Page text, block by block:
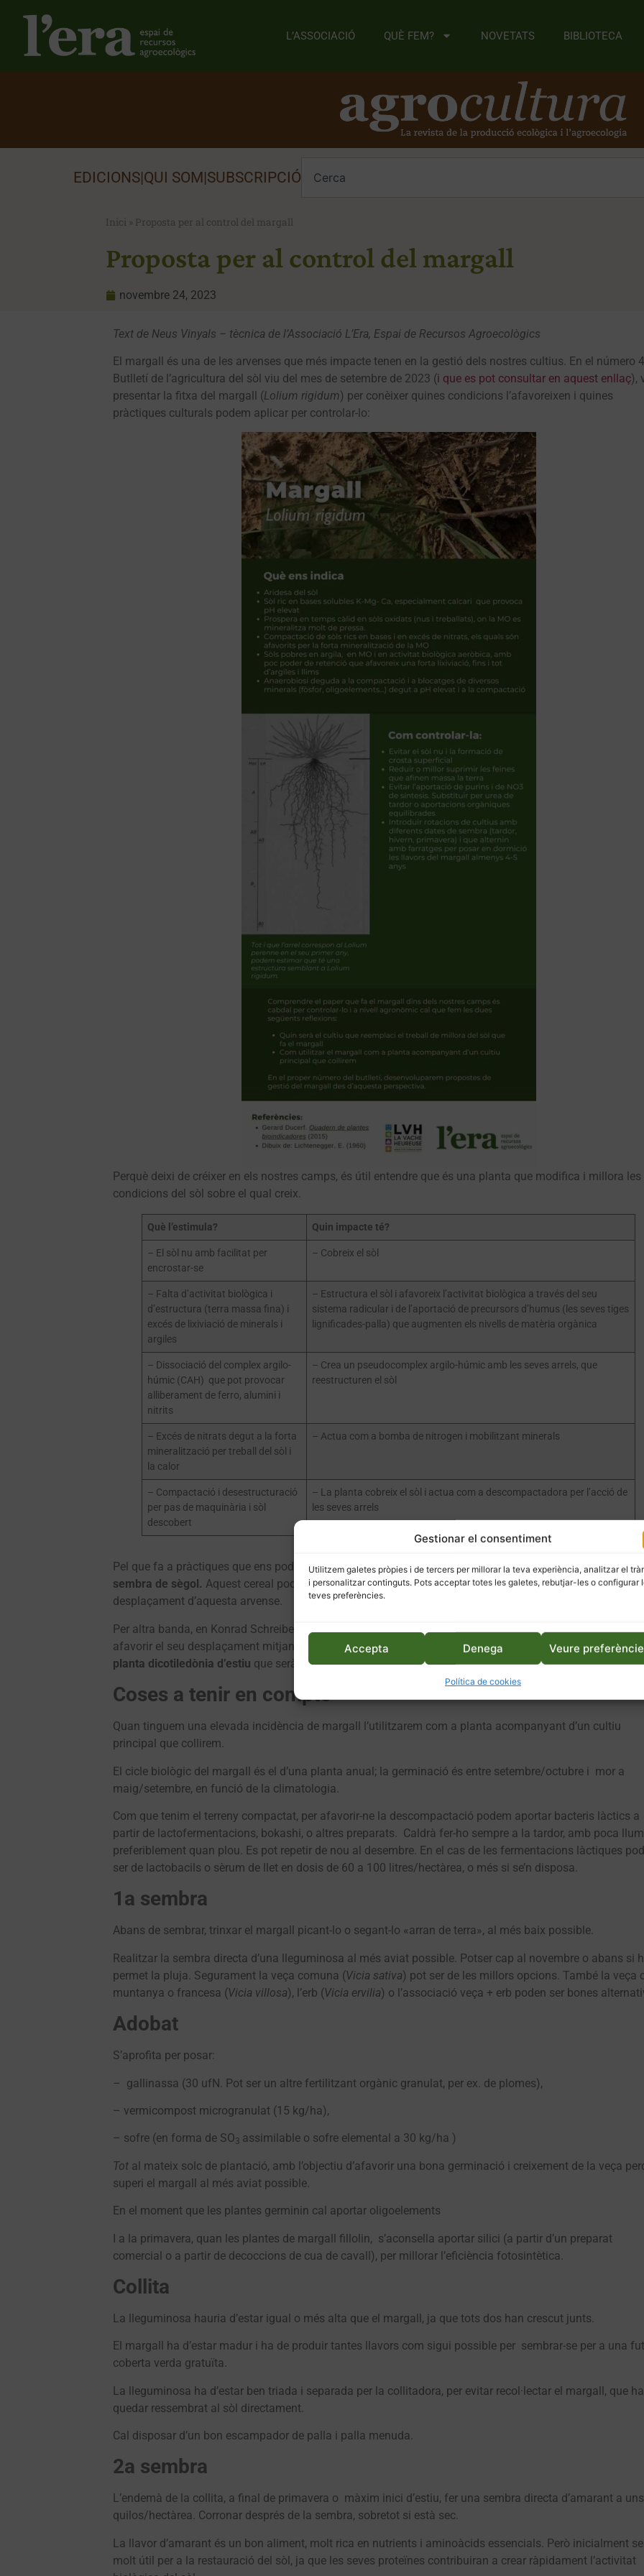
Gestionar el consentiment
Utilitzem galetes pròpies i de tercers per millorar la teva experiència, analitzar el
i personalitzar continguts. Pots acceptar totes les galetes, rebutjar-les o configurar
teves preferències.
Accepta Denega Veure
Política de cookies
L’ASSOCIACIÓ QUÈ FEM? NOVETATS BIBLIOTECA
EDICIONS|QUI SOM|SUBSCRIPCIÓ
Inici » Proposta per al control del margall
Proposta per al control del margall
novembre 24, 2023
Text de Neus Vinyals – tècnica de l’Associació L’Era, Espai de Recursos Agroecològics
El margall és una de les arvenses que més impacte tenen en la gestió dels nostres cultius. En el número
Butlletí de l’agricultura del sòl viu del mes de setembre de 2023 (i que es pot consultar en aquest enllaç),
presentar la fitxa del margall (Lolium rigidum) per conèixer quines condicions l’afavoreixen i quines
pràctiques culturals podem aplicar per controlar-lo:
Perquè deixi de créixer en els nostres camps, és útil entendre que és una planta que modifica i millora les
condicions del sòl sobre el qual creix.
Què l’estimula? Quin impacte té?
– El sòl nu amb facilitat per
encrostar-se
– Cobreix el sòl
– Falta d’activitat biològica i
d’estructura (terra massa fina) i
excés de lixiviació de minerals i
argiles
– Estructura el sòl i afavoreix l’activitat biològica a través del seu
sistema radicular i de l’aportació de precursors d’humus (les seves tiges
lignificades-palla) que augmenten els nivells de matèria orgànica
– Dissociació del complex argilo-
húmic (CAH) que pot provocar
alliberament de ferro, alumini i
nitrits
– Crea un pseudocomplex argilo-húmic amb les seves arrels, que
reestructuren el sòl
– Excés de nitrats degut a la forta
mineralització per treball del sòl i
la calor
– Actua com a bomba de nitrogen i mobilitzant minerals
– Compactació i desestructuració
per pas de maquinària i sòl
descobert
– La planta cobreix el sòl i actua com a descompactadora per l’acció de
les seves arrels
Pel que fa a pràctiques que ens poden ajudar a desfer-nos del margall, podem citar, per una banda,la
sembra de sègol. Aquest cereal podria ser un cultiu que treballés semblant al margall i afavorís el
desplaçament d’aquesta arvense.
Per altra banda, en Konrad Schreiber ens proposa un itinerari tècnic per corregir la presència de margall i
afavorir el seu desplaçament mitjançant dos cultius:una lleguminosa d’hivern i l’amarant o qualsevol
planta dicotiledònia d’estiu que serà un excel·lent cultiu de cobertura. Ho expliquem tot seguit:
Coses a tenir en compte
Quan tinguem una elevada incidència de margall l’utilitzarem com a planta acompanyant d’un cultiu
principal que collirem.
El cicle biològic del margall és el d’una planta anual; la germinació és entre setembre/octubre i mor a
maig/setembre, en funció de la climatologia.
Com que tenim el terreny compactat, per afavorir-ne la descompactació podem aportar bacteris làctics a
partir de lactofermentacions, bokashi, o altres preparats. Caldrà fer-ho sempre a la tardor, amb poca
preferiblement quan plou. Es pot repetir de nou al desembre. En el cas de les fermentacions làctiques
ser de lactobacils o sèrum de llet en dosis de 60 a 100 litres/hectàrea, o més si se’n disposa.
1a sembra
Abans de sembrar, trinxar el margall picant-lo o segant-lo «arran de terra», al més baix possible.
Realitzar la sembra directa d’una lleguminosa al més aviat possible. Potser cap al novembre o abans si
permet la pluja. Segurament la veça comuna (Vicia sativa) pot ser de les millors opcions. També la veça
muntanya o francesa (Vicia villosa), l’erb (Vicia ervilia) o l’associació veça + erb poden ser bones
Adobat
S’aprofita per posar:
– gallinassa (30 ufN. Pot ser un altre fertilitzant orgànic granulat, per ex. de plomes),
– vermicompost microgranulat (15 kg/ha),
– sofre (en forma de SO3 assimilable o sofre elemental a 30 kg/ha )
Tot al mateix solc de plantació, amb l’objectiu d’afavorir una bona germinació i creixement de la veça
superi el margall al més aviat possible.
En el moment que les plantes germinin cal aportar oligoelements
I a la primavera, quan les plantes de margall fillolin, s’aconsella aportar silici (a partir d’un preparat
comercial o a partir de decoccions de cua de cavall), per millorar l’eficiència fotosintètica.
Collita
La lleguminosa hauria d’estar igual o més alta que el margall, ja que tots dos han crescut junts.
El margall ha d’estar madur i ha de produir tantes llavors com sigui possible per sembrar-se per a una
coberta verda gratuïta.
La lleguminosa ha d’estar ben triada i separada per la collitadora, per evitar recol·lectar el margall, que
quedar ressembrat al sòl directament.
Cal disposar d’un bon escampador de palla i palla menuda.
2a sembra
L’endemà de la collita, a final de primavera o màxim inici d’estiu, fer una sembra directa d’amarant a
quilos/hectàrea. Corronar després de la sembra, sobretot si està sec.
La llavor d’amarant és un bon aliment, molt rica en nutrients i aminoàcids essencials. Però inicialment
molt útil per a la restauració del sòl, ja que les seves proteïnes contribuiran a crear ràpidament l’activitat